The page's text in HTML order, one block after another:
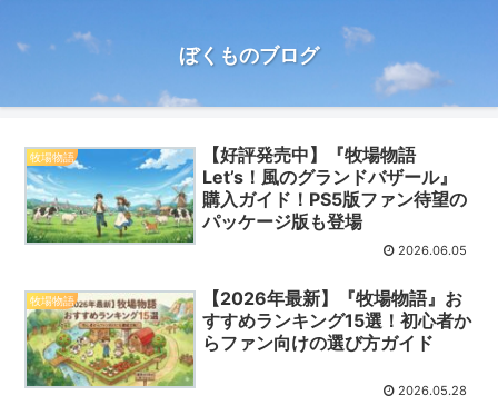
ぼくものブログ
牧場物語
【好評発売中】『牧場物語
Let’s！風のグランドバザール』
購入ガイド！PS5版ファン待望の
パッケージ版も登場
2026.06.05
牧場物語
【2026年最新】『牧場物語』お
すすめランキング15選！初心者か
らファン向けの選び方ガイド
2026.05.28